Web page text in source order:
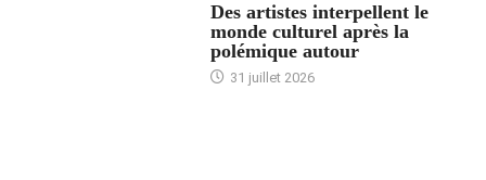
Des artistes interpellent le
monde culturel après la
polémique autour
31 juillet 2026